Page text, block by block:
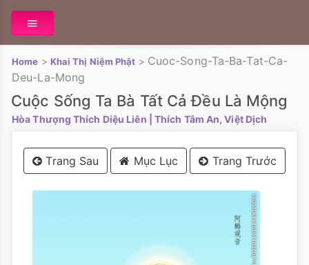
Home > Khai Thị Niệm Phật > Cuoc-Song-Ta-Ba-Tat-Ca-
Deu-La-Mong
Cuộc Sống Ta Bà Tất Cả Đều Là Mộng
Hòa Thượng Thích Diệu Liên | Thích Tâm An, Việt Dịch
Trang Sau Mục Lục Trang Trước